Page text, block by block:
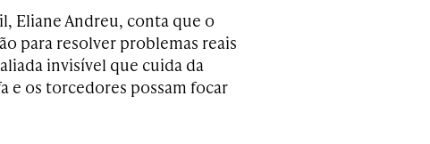
Eliane Andreu, conta que o
para resolver problemas reais
invisível que cuida da
e os torcedores possam focar